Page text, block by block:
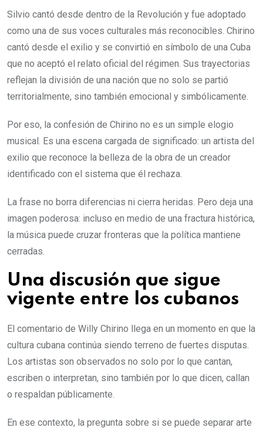
Silvio cantó desde dentro de la Revolución y fue adoptado
como una de sus voces culturales más reconocibles. Chirino
cantó desde el exilio y se convirtió en símbolo de una Cuba
que no aceptó el relato oficial del régimen. Sus trayectorias
reflejan la división de una nación que no solo se partió
territorialmente, sino también emocional y simbólicamente.
Por eso, la confesión de Chirino no es un simple elogio
musical. Es una escena cargada de significado: un artista del
exilio que reconoce la belleza de la obra de un creador
identificado con el sistema que él rechaza.
La frase no borra diferencias ni cierra heridas. Pero deja una
imagen poderosa: incluso en medio de una fractura histórica,
la música puede cruzar fronteras que la política mantiene
cerradas.
Una discusión que sigue
vigente entre los cubanos
El comentario de Willy Chirino llega en un momento en que la
cultura cubana continúa siendo terreno de fuertes disputas.
Los artistas son observados no solo por lo que cantan,
escriben o interpretan, sino también por lo que dicen, callan
o respaldan públicamente.
En ese contexto, la pregunta sobre si se puede separar arte